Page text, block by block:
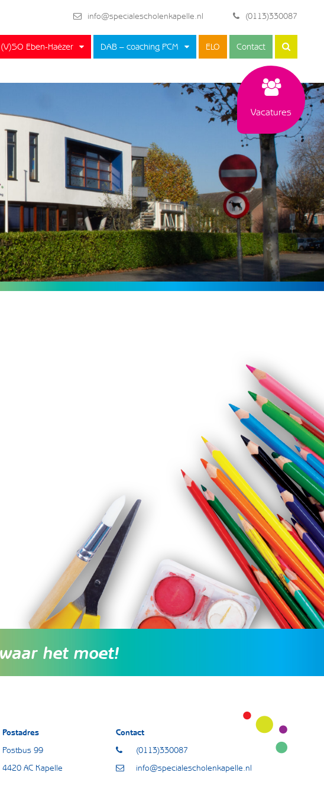
info@specialescholenkapelle.nl (0113)330087
(V)SO Eben-Haëzer DAB – coaching PCM ELO Contact
Vacatures
het moet!
Postadres
Postbus 99
4420 AC Kapelle
Contact
(0113)330087
info@specialescholenkapelle.nl